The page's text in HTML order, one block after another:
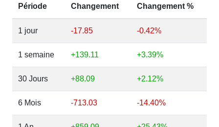
Période Changement Changement %
1 jour -17.85 -0.42%
1 semaine +139.11 +3.39%
30 Jours +88.09 +2.12%
6 Mois -713.03 -14.40%